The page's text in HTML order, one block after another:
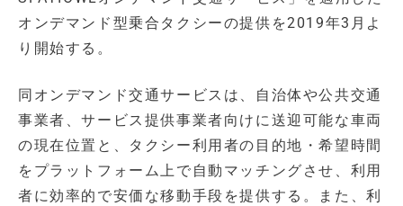
オンデマンド型乗合タクシーの提供を2019年3月よ
り開始する。
同オンデマンド交通サービスは、自治体や公共交通
事業者、サービス提供事業者向けに送迎可能な車両
の現在位置と、タクシー利用者の目的地・希望時間
をプラットフォーム上で自動マッチングさせ、利用
者に効率的で安価な移動手段を提供する。また、利